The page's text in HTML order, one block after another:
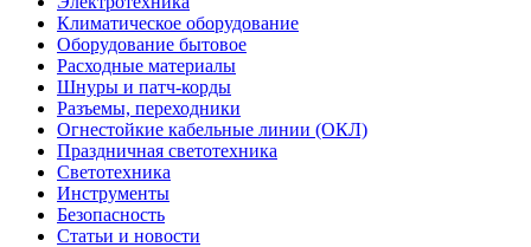
Климатическое оборудование
Оборудование бытовое
Расходные материалы
Шнуры и патч-корды
Разъемы, переходники
Огнестойкие кабельные линии (ОКЛ)
Праздничная светотехника
Светотехника
Инструменты
Безопасность
Статьи и новости